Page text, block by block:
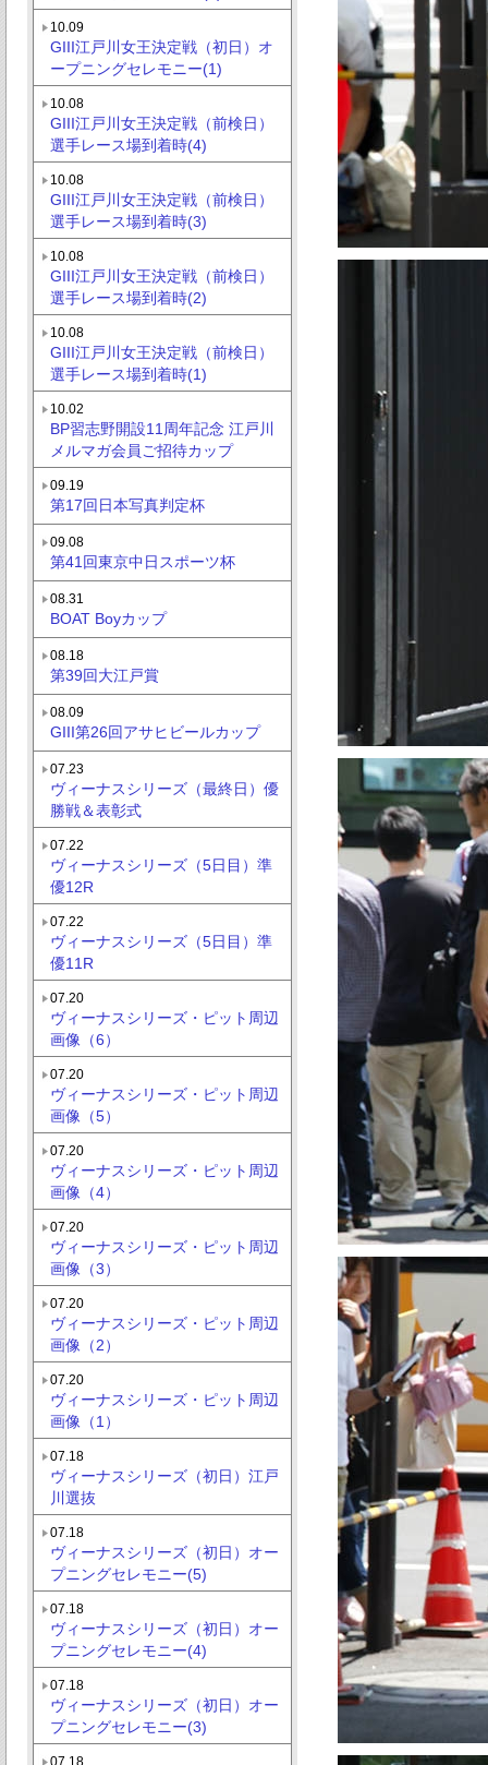
10.09
GIII江戸川女王決定戦（初日）オ
ープニングセレモニー(1)
10.08
GIII江戸川女王決定戦（前検日）
選手レース場到着時(4)
10.08
GIII江戸川女王決定戦（前検日）
選手レース場到着時(3)
10.08
GIII江戸川女王決定戦（前検日）
選手レース場到着時(2)
10.08
GIII江戸川女王決定戦（前検日）
選手レース場到着時(1)
10.02
BP習志野開設11周年記念 江戸川
メルマガ会員ご招待カップ
09.19
第17回日本写真判定杯
09.08
第41回東京中日スポーツ杯
08.31
BOAT Boyカップ
08.18
第39回大江戸賞
08.09
GIII第26回アサヒビールカップ
07.23
ヴィーナスシリーズ（最終日）優
勝戦＆表彰式
07.22
ヴィーナスシリーズ（5日目）準
優12R
07.22
ヴィーナスシリーズ（5日目）準
優11R
07.20
ヴィーナスシリーズ・ピット周辺
画像（6）
07.20
ヴィーナスシリーズ・ピット周辺
画像（5）
07.20
ヴィーナスシリーズ・ピット周辺
画像（4）
07.20
ヴィーナスシリーズ・ピット周辺
画像（3）
07.20
ヴィーナスシリーズ・ピット周辺
画像（2）
07.20
ヴィーナスシリーズ・ピット周辺
画像（1）
07.18
ヴィーナスシリーズ（初日）江戸
川選抜
07.18
ヴィーナスシリーズ（初日）オー
プニングセレモニー(5)
07.18
ヴィーナスシリーズ（初日）オー
プニングセレモニー(4)
07.18
ヴィーナスシリーズ（初日）オー
プニングセレモニー(3)
07.18